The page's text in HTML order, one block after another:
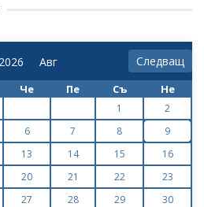
Следващ
Че Пе Съ Не
1
2
6 7 8
9
13 14 15
16
20 21 22
23
27 28 29
30